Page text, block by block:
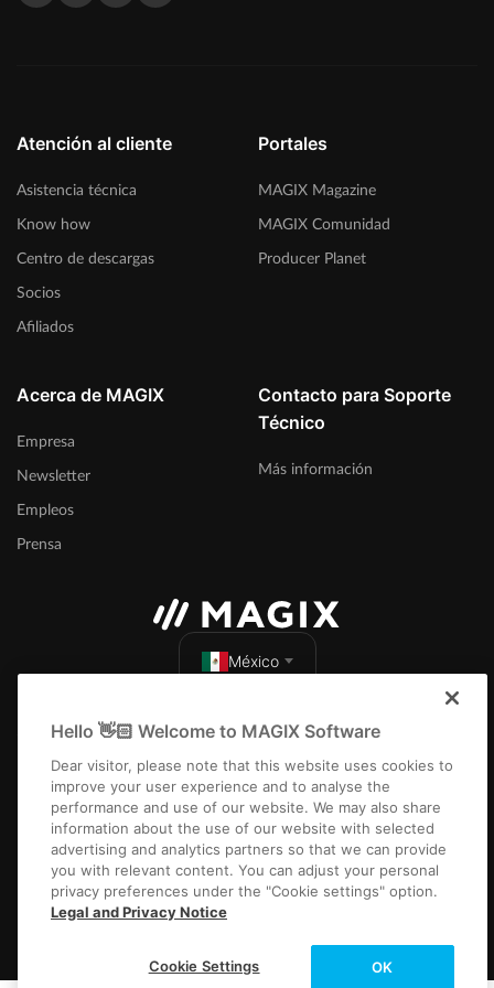
Atención al cliente
Asistencia técnica
Know how
Centro de descargas
Socios
Afiliados
Portales
MAGIX Magazine
MAGIX Comunidad
Producer Planet
Acerca de MAGIX
Empresa
Newsletter
Empleos
Prensa
Contacto para Soporte
Técnico
Más información
México
Aviso LegalTérminos y condicionesCondiciones del concurso
Protección de datos Configuración de cookiesEULAPago / Envío
Desistir del contrato
Copyright © 2003-2026 MAGIX. Los nombres de productos mencionados
pueden ser marcas registradas de sus respectivos propietarios.
Hello 👋🏻 Welcome to MAGIX Software
Dear visitor, please note that this website uses cookies to
improve your user experience and to analyse the
performance and use of our website. We may also share
information about the use of our website with selected
advertising and analytics partners so that we can provide
you with relevant content. You can adjust your personal
privacy preferences under the "Cookie settings" option.
Legal and Privacy Notice
OK
Cookie Settings